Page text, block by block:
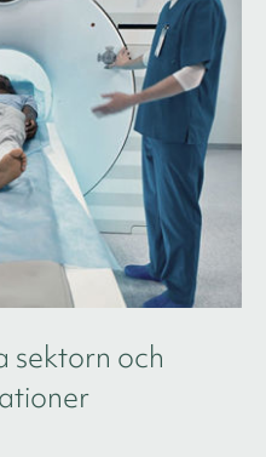
sektorn och